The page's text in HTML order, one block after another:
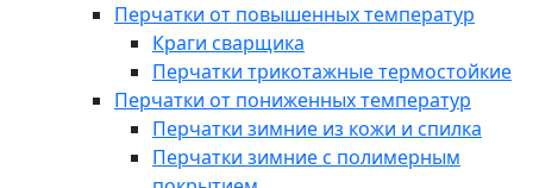
Перчатки от повышенных температур
Краги сварщика
Перчатки трикотажные термостойкие
Перчатки от пониженных температур
Перчатки зимние из кожи и спилка
Перчатки зимние с полимерным